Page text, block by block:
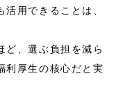
用できることは、
ど、選ぶ負担を減ら
利厚生の核心だと実